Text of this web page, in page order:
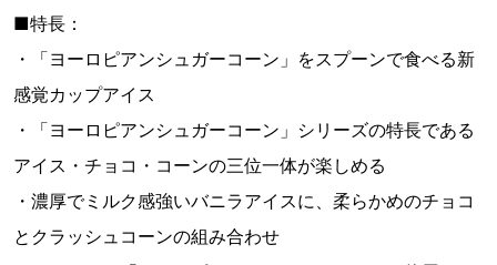
■特長：
・「ヨーロピアンシュガーコーン」をスプーンで食べる新
感覚カップアイス
・「ヨーロピアンシュガーコーン」シリーズの特長である
アイス・チョコ・コーンの三位一体が楽しめる
・濃厚でミルク感強いバニラアイスに、柔らかめのチョコ
とクラッシュコーンの組み合わせ